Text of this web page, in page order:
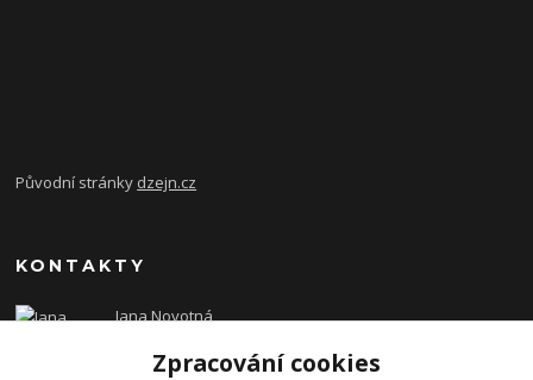
Původní stránky dzejn.cz
KONTAKTY
Jana Novotná
Zpracování cookies